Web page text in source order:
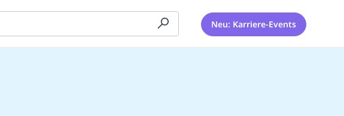
Neu: Karriere-Events